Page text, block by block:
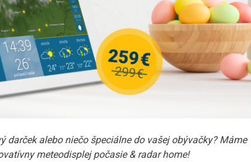
darček alebo niečo špeciálne do vašej obývačky? Máme
meteodisplej počasie & radar home!